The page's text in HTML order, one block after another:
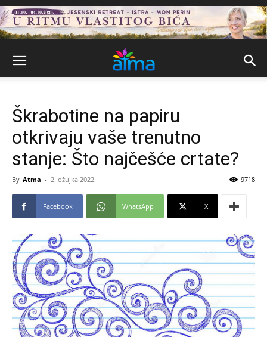
Škrabotine na papiru
otkrivaju vaše trenutno
stanje: Što najčešće crtate?
By Atma - 2. ožujka 2022. 9718
Facebook WhatsApp X